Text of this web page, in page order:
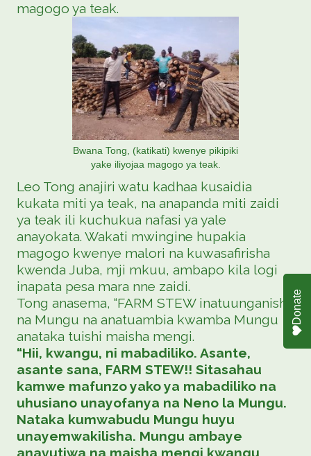
magogo ya teak.
Bwana Tong, (katikati) kwenye pikipiki
yake iliyojaa magogo ya teak.
Leo Tong anajiri watu kadhaa kusaidia
kukata miti ya teak, na anapanda miti zaidi
ya teak ili kuchukua nafasi ya yale
anayokata. Wakati mwingine hupakia
magogo kwenye malori na kuwasafirisha
kwenda Juba, mji mkuu, ambapo kila logi
inapata pesa mara nne zaidi.
Tong anasema, “FARM STEW inatuunganisha
na Mungu na anatuambia kwamba Mungu
anataka tuishi maisha mengi.
“Hii, kwangu, ni mabadiliko. Asante,
asante sana, FARM STEW!! Sitasahau
kamwe mafunzo yako ya mabadiliko na
uhusiano unayofanya na Neno la Mungu.
Nataka kumwabudu Mungu huyu
unayemwakilisha. Mungu ambaye
anavutiwa na maisha mengi kwangu
Donate